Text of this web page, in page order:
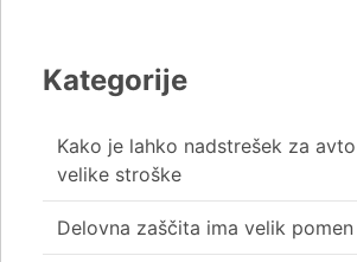
Kategorije
Kako je lahko nadstrešek za
velike stroške
Delovna zaščita ima velik pomen